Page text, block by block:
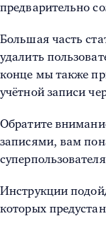
предварительно
Большая часть
удалить
конце мы также
учётной записи
Обратите
записями, вам
Инструкции
которых